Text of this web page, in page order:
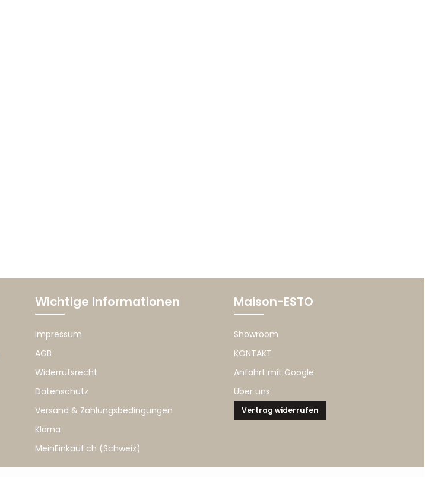
Wichtige Informationen
Impressum
AGB
Widerrufsrecht
Datenschutz
Versand & Zahlungsbedingungen
Klarna
MeinEinkauf.ch (Schweiz)
Maison-ESTO
Showroom
KONTAKT
Anfahrt mit Google
Über uns
Vertrag widerrufen